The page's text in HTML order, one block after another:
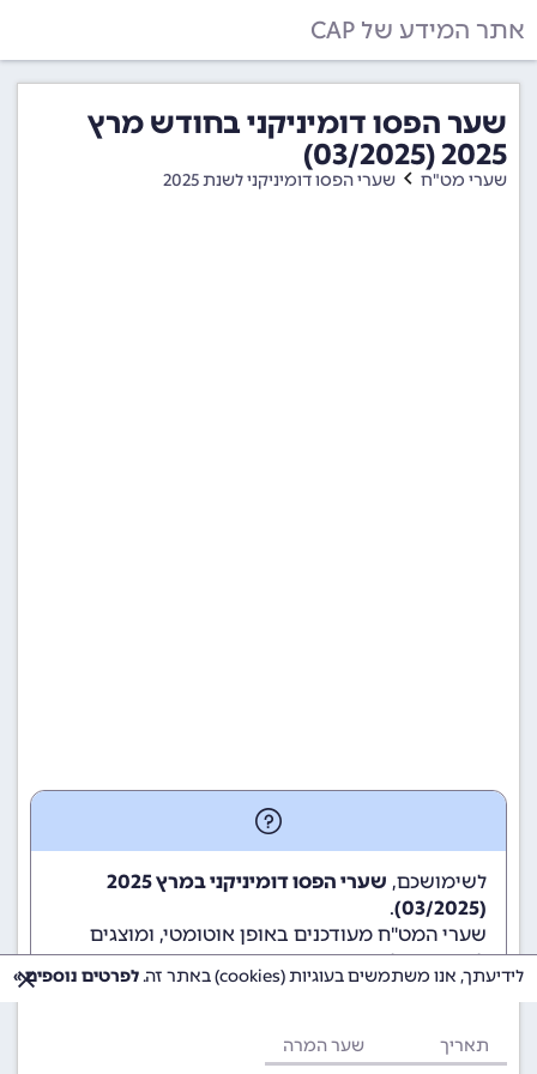
אתר המידע של CAP
שער הפסו דומיניקני בחודש מרץ
2025 (03/2025)
שערי מט"ח שערי הפסו דומיניקני לשנת 2025
לשימושכם,
שערי הפסו דומיניקני במרץ 2025
(03/2025)
.
שערי המט"ח מעודכנים באופן אוטומטי, ומוצגים
לשימוש גולשי ומשתמשי האתר.
תאריך שער המרה
לידיעתך, אנו משתמשים בעוגיות (cookies) באתר זה. לפרטים נוספים »